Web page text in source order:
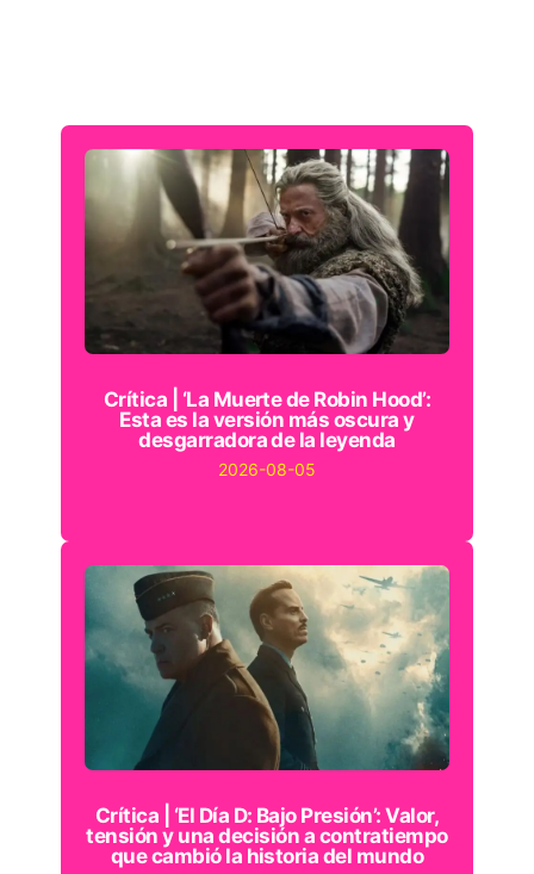
Crítica | ‘La Muerte de Robin Hood’:
Esta es la versión más oscura y
desgarradora de la leyenda
2026-08-05
Crítica | ‘El Día D: Bajo Presión’: Valor,
tensión y una decisión a contratiempo
que cambió la historia del mundo